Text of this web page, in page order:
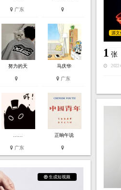
广东
努力的天 马庆华
广东
广东
正晌午说
源文
1 张
2022-
生成短视频